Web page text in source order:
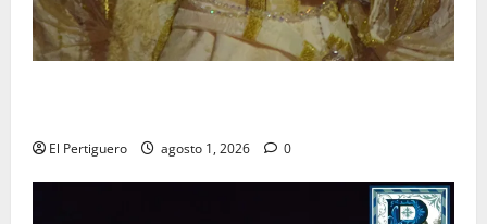
El Pertiguero agosto 1, 2026 0